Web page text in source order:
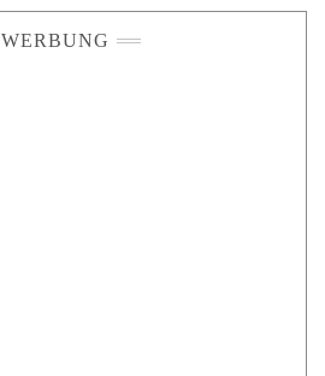
WERBUNG